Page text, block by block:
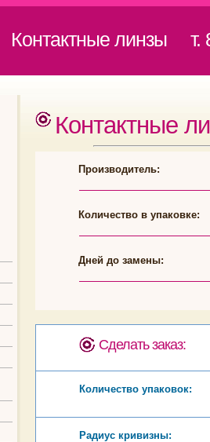
Контактные линзы т.
Контактные
Производитель:
Количество в упаковке:
Дней до замены:
Сделать заказ:
Количество упаковок:
Радиус кривизны: